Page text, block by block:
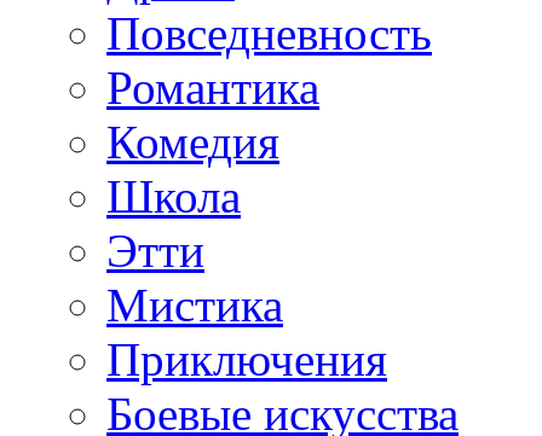
Повседневность
Романтика
Комедия
Школа
Этти
Мистика
Приключения
Боевые искусства